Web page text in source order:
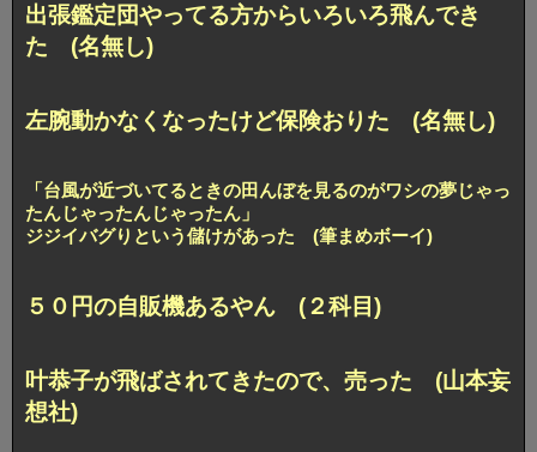
出張鑑定団やってる方からいろいろ飛んでき
た (名無し)
左腕動かなくなったけど保険おりた (名無し)
「台風が近づいてるときの田んぼを見るのがワシの夢じゃっ
たんじゃったんじゃったん」
ジジイバグりという儲けがあった (筆まめボーイ)
５０円の自販機あるやん (２科目)
叶恭子が飛ばされてきたので、売った (山本妄
想社)